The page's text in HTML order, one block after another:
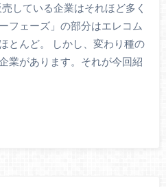
している企業はそれほど多く
フェーズ」の部分はエレコム
とんど。 しかし、変わり種の
業があります。それが今回紹